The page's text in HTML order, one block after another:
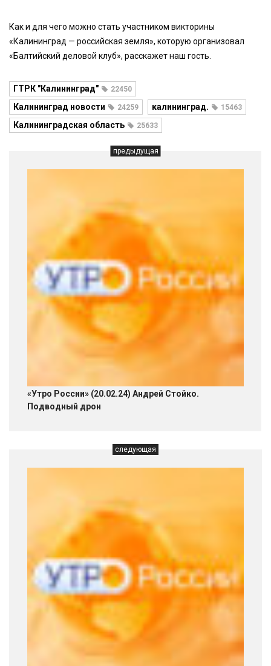
Как и для чего можно стать участником викторины
«Калининград — российская земля», которую организовал
«Балтийский деловой клуб», расскажет наш гость.
ГТРК "Калининград" 22450
Калининград новости 24259 калининград. 15463
Калининградская область 25633
предыдущая
«Утро России» (20.02.24) Андрей Стойко.
Подводный дрон
следующая